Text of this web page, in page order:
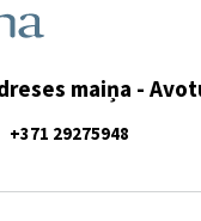
maiņa -